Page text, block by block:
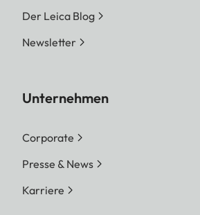
Der Leica Blog
Newsletter
Unternehmen
Corporate
Presse & News
Karriere